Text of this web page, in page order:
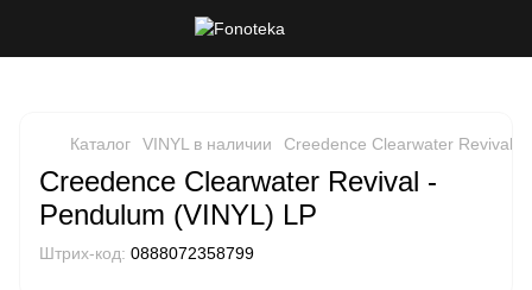
Каталог VINYL в наличии Creedence Clearwater Revival -
Creedence Clearwater Revival -
Pendulum (VINYL) LP
Штрих-код: 0888072358799